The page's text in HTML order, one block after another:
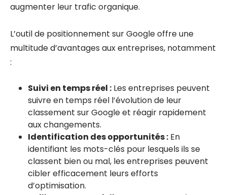
augmenter leur trafic organique.
L’outil de positionnement sur Google offre une
multitude d’avantages aux entreprises, notamment
:
Suivi en temps réel : Les entreprises peuvent
suivre en temps réel l’évolution de leur
classement sur Google et réagir rapidement
aux changements.
Identification des opportunités : En
identifiant les mots-clés pour lesquels ils se
classent bien ou mal, les entreprises peuvent
cibler efficacement leurs efforts
d’optimisation.